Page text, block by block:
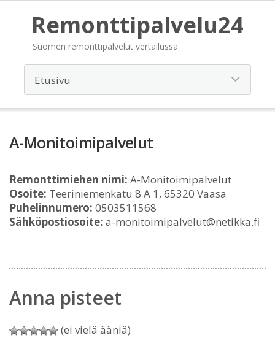
Remonttipalvelu24
Suomen remonttipalvelut vertailussa
A-Monitoimipalvelut
Remonttimiehen nimi: A-Monitoimipalvelut
Osoite: Teeriniemenkatu 8 A 1, 65320 Vaasa
Puhelinnumero: 0503511568
Sähköpostiosoite: a-monitoimipalvelut@netikka.fi
Anna pisteet
(ei vielä ääniä)